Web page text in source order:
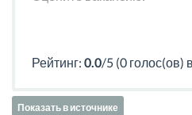
Рейтинг: 0.0/5 (0 голос(ов)
Показать в источнике